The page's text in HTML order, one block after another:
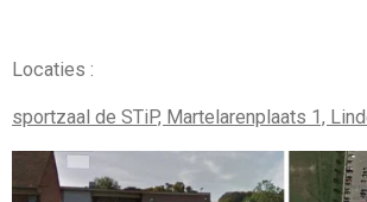
Locaties :
sportzaal de STiP, Martelarenplaats 1,